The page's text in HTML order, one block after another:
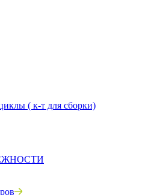
( к-т для сборки)